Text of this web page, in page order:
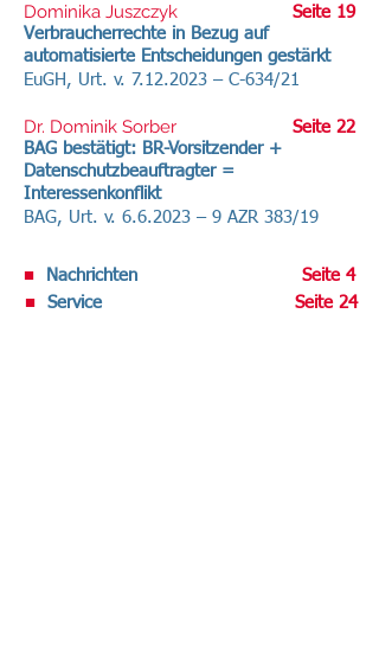
Dominika Juszczyk
Verbraucherrechte in Bezug auf
automatisierte Entscheidungen gestärkt
Seite 19
EuGH, Urt. v. 7.12.2023 – C-634/21
Dr. Dominik Sorber
BAG bestätigt: BR-Vorsitzender +
Datenschutzbeauftragter =
Interessenkonflikt
Seite 22
BAG, Urt. v. 6.6.2023 – 9 AZR 383/19
■
Nachrichten
■
Service
Seite 4
Seite 24